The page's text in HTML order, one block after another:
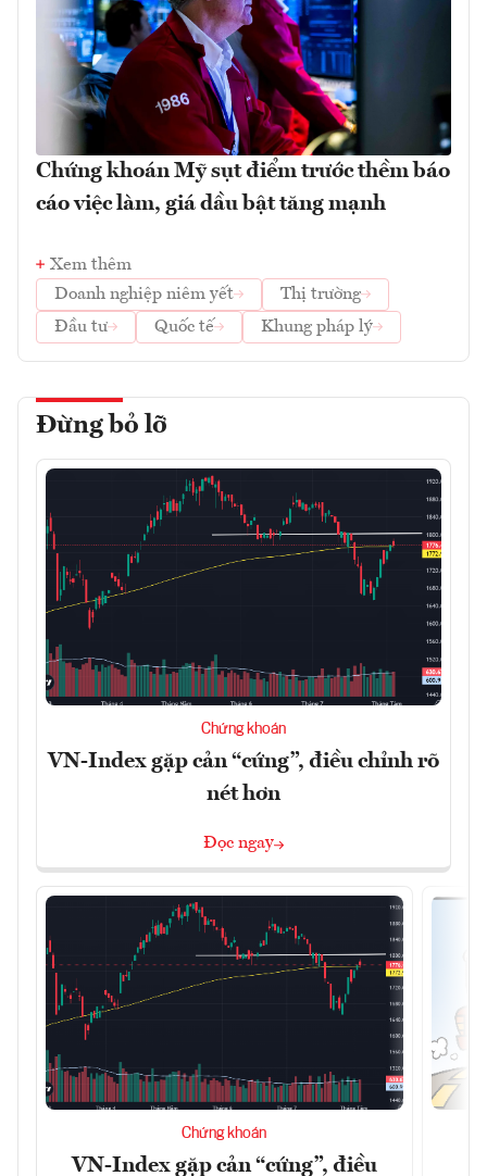
Chứng khoán Mỹ sụt điểm trước thềm báo
cáo việc làm, giá dầu bật tăng mạnh
Xem thêm
Doanh nghiệp niêm yết
Thị trường
Đầu tư
Quốc tế Khung pháp lý
Đừng bỏ lỡ
Chứng khoán
VN-Index gặp cản “cứng”, điều chỉnh rõ
nét hơn
Đọc ngay
Chứng khoán
VN-Index gặp cản “cứng”, điều